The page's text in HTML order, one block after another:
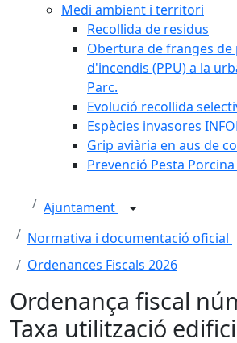
Medi ambient i territori
Recollida de residus
Obertura de franges de
d'incendis (PPU) a la
Parc.
Evolució recollida
Espècies invasores
Grip aviària en aus de
Prevenció Pesta
Ajuntament
Normativa i documentació oficial
Ordenances Fiscals 2026
Ordenança fiscal
Taxa utilització